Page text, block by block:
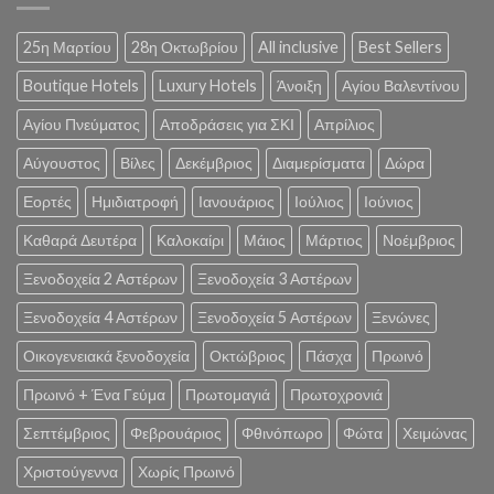
25η Μαρτίου 28η Οκτωβρίου All inclusive Best Sellers
Boutique Hotels Luxury Hotels Άνοιξη Αγίου Βαλεντίνου
Αγίου Πνεύματος Αποδράσεις για ΣΚΙ Απρίλιος
Αύγουστος Βίλες Δεκέμβριος Διαμερίσματα Δώρα
Εορτές Ημιδιατροφή Ιανουάριος Ιούλιος Ιούνιος
Καθαρά Δευτέρα Καλοκαίρι Μάιος Μάρτιος Νοέμβριος
Ξενοδοχεία 2 Αστέρων Ξενοδοχεία 3 Αστέρων
Ξενοδοχεία 4 Αστέρων Ξενοδοχεία 5 Αστέρων Ξενώνες
Οικογενειακά ξενοδοχεία Οκτώβριος Πάσχα Πρωινό
Πρωινό + Ένα Γεύμα Πρωτομαγιά Πρωτοχρονιά
Σεπτέμβριος Φεβρουάριος Φθινόπωρο Φώτα Χειμώνας
Χριστούγεννα Χωρίς Πρωινό